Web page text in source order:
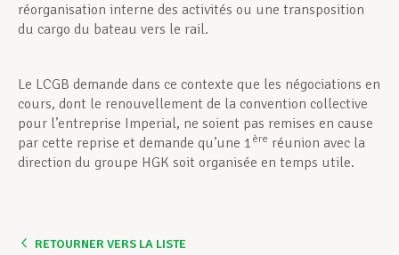
réorganisation interne des activités ou une transposition
du cargo du bateau vers le rail.
Le LCGB demande dans ce contexte que les négociations en
cours, dont le renouvellement de la convention collective
pour l’entreprise Imperial, ne soient pas remises en cause
par cette reprise et demande qu’une 1 ère réunion avec la
direction du groupe HGK soit organisée en temps utile.
RETOURNER VERS LA LISTE